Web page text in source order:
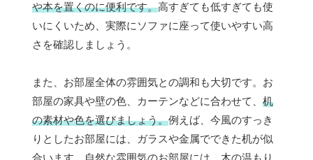
や本を置くのに便利です。高すぎても低すぎても使
いにくいため、実際にソファに座って使いやすい高
さを確認しましょう。
また、お部屋全体の雰囲気との調和も大切です。お
部屋の家具や壁の色、カーテンなどに合わせて、 机
の素材や色を選びましょう。例えば、今風のすっき
りとしたお部屋には、ガラスや金属でできた机が似